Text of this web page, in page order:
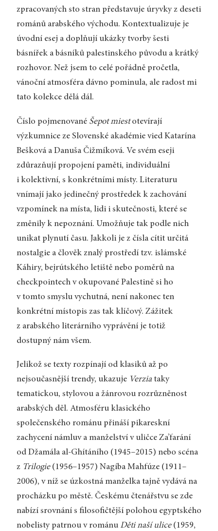
zpracovaných sto stran představuje úryvky z deseti
románů arabského východu. Kontextualizuje je
úvodní esej a doplňují ukázky tvorby šesti
básnířek a básníků palestinského původu a krátký
rozhovor. Než jsem to celé pořádně pročetla,
vánoční atmosféra dávno pominula, ale radost mi
tato kolekce dělá dál.
Číslo pojmenované Šepot miestotevírají
výzkumnice ze Slovenské akadémie vied Katarína
Bešková a Danuša Čižmíková. Ve svém eseji
zdůrazňují propojení paměti, individuální
i kolektivní, s konkrétními místy. Literaturu
vnímají jako jedinečný prostředek k zachování
vzpomínek na místa, lidi i skutečnosti, které se
změnily k nepoznání. Umožňuje tak podle nich
unikat plynutí času. Jakkoli je z čísla cítit určitá
nostalgie a člověk znalý prostředí tzv. islámské
Káhiry, bejrútského letiště nebo poměrů na
checkpointech v okupované Palestině si ho
v tomto smyslu vychutná, není nakonec ten
konkrétní místopis zas tak klíčový. Zážitek
z arabského literárního vyprávění je totiž
dostupný nám všem.
Jelikož se texty rozpínají od klasiků až po
nejsoučasnější trendy, ukazuje Verziataky
tematickou, stylovou a žánrovou rozrůzněnost
arabských děl. Atmosféru klasického
společenského románu přináší pikareskní
zachycení námluv a manželství v uličce Za’farání
od Džamála al-Ghítáního (1945–2015) nebo scéna
z Trilogie (1956–1957) Nagíba Mahfúze (1911–
2006), v níž se úzkostná manželka tajně vydává na
procházku po městě. Českému čtenářstvu se zde
nabízí srovnání s filosofičtější polohou egyptského
nobelisty patrnou v románu Děti naší ulice (1959,